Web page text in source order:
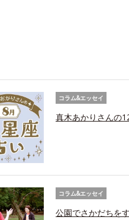
コラム&エッセイ
真木あかりさんの
コラム&エッセイ
公園でさかだちを